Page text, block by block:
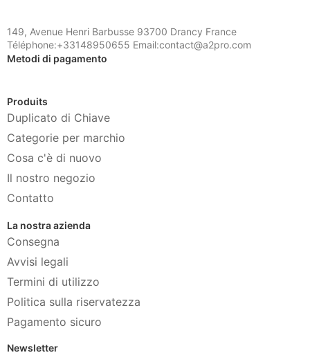
149, Avenue Henri Barbusse 93700 Drancy France
Téléphone:+33148950655 Email:contact@a2pro.com
Metodi di pagamento
Produits
Duplicato di Chiave
Categorie per marchio
Cosa c'è di nuovo
Il nostro negozio
Contatto
La nostra azienda
Consegna
Avvisi legali
Termini di utilizzo
Politica sulla riservatezza
Pagamento sicuro
Newsletter